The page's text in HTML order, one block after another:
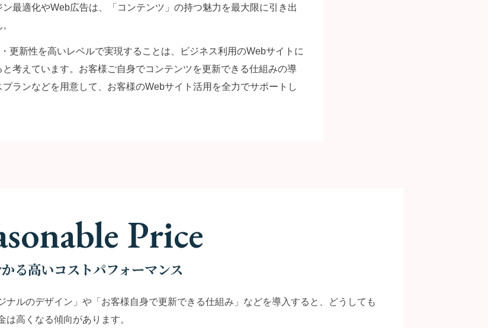
最適化やWeb広告は、「コンテンツ」の持つ魅力を最大限に引き出
更新性を高いレベルで実現することは、ビジネス利用のWebサイトに
考えています。お客様ご自身でコンテンツを更新できる仕組みの導
ランなどを用意して、お客様のWebサイト活用を全力でサポートし
Price
る高いコストパフォーマンス
ナルのデザイン」や「お客様自身で更新できる仕組み」などを導入すると、どうしても
は高くなる傾向があります。